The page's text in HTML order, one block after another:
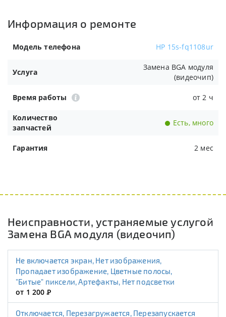
Информация о ремонте
Модель телефона HP 15s-fq1108ur
Услуга
Замена BGA модуля
(видеочип)
Время работы от 2 ч
Количество
запчастей
Есть, много
Гарантия 2 мес
Неисправности, устраняемые услугой
Замена BGA модуля (видеочип)
Не включается экран, Нет изображения,
Пропадает изображение, Цветные полосы,
"Битые" пиксели, Артефакты, Нет подсветки
от 1 200Р
Отключается, Перезагружается, Перезапускается